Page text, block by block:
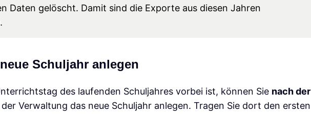
Daten gelöscht. Damit sind die Exporte aus diesen Jahren
Schuljahr anlegen
des laufenden Schuljahres vorbei ist, können Sie nach der
der Verwaltung das neue Schuljahr anlegen. Tragen Sie dort den ersten